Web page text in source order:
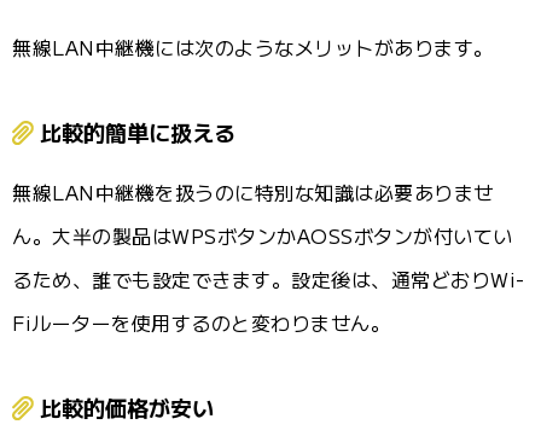
無線LAN中継機には次のようなメリットがあります。
比較的簡単に扱える
無線LAN中継機を扱うのに特別な知識は必要ありませ
ん。大半の製品はWPSボタンかAOSSボタンが付いてい
るため、誰でも設定できます。設定後は、通常どおりWi-
Fiルーターを使用するのと変わりません。
比較的価格が安い